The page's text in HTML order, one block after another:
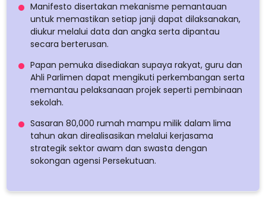
Manifesto disertakan mekanisme pemantauan
untuk memastikan setiap janji dapat dilaksanakan,
diukur melalui data dan angka serta dipantau
secara berterusan.
Papan pemuka disediakan supaya rakyat, guru dan
Ahli Parlimen dapat mengikuti perkembangan serta
memantau pelaksanaan projek seperti pembinaan
sekolah.
Sasaran 80,000 rumah mampu milik dalam lima
tahun akan direalisasikan melalui kerjasama
strategik sektor awam dan swasta dengan
sokongan agensi Persekutuan.